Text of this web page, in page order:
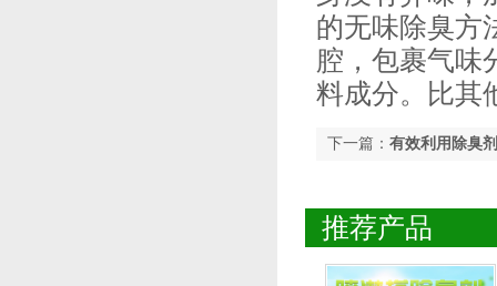
的无味除臭方
腔，包裹气味
料成分。比其
下一篇： 有效利用除臭
推荐产品